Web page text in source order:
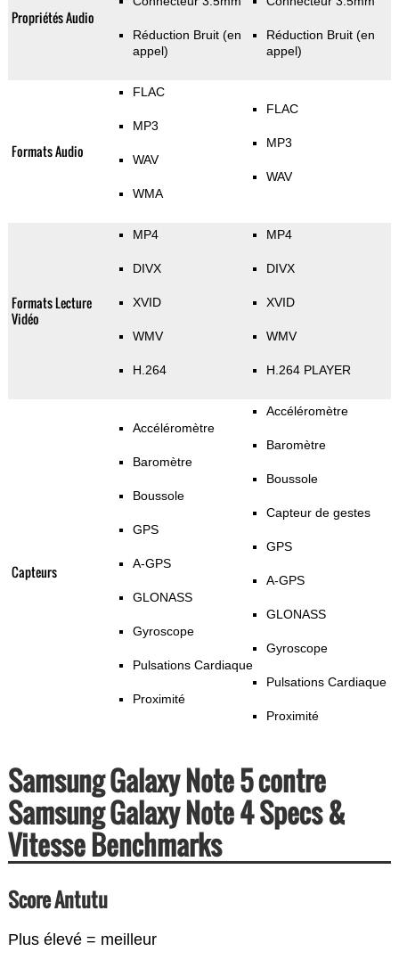
Propriétés Audio
Réduction Bruit (en
appel)
Réduction Bruit (en
appel)
Formats Audio
FLAC
MP3
WAV
WMA
FLAC
MP3
WAV
Formats Lecture
Vidéo
MP4
DIVX
XVID
WMV
H.264
MP4
DIVX
XVID
WMV
H.264 PLAYER
Capteurs
Accéléromètre
Baromètre
Boussole
GPS
A-GPS
GLONASS
Gyroscope
Pulsations Cardiaque
Proximité
Accéléromètre
Baromètre
Boussole
Capteur de gestes
GPS
A-GPS
GLONASS
Gyroscope
Pulsations Cardiaque
Proximité
Samsung Galaxy Note 5 contre
Samsung Galaxy Note 4 Specs &
Vitesse Benchmarks
Score Antutu
Plus élevé = meilleur